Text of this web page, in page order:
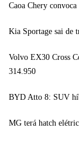
Caoa Chery
Kia Sportage sai de
Volvo EX30 Cross
314.950
BYD Atto 8: SUV
MG terá hatch